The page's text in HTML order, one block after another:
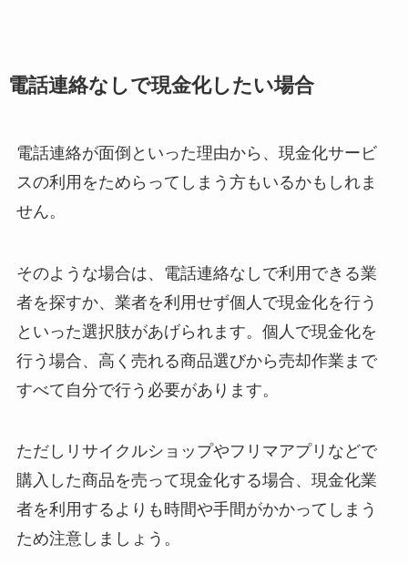
電話連絡なしで現金化したい場合
電話連絡が面倒といった理由から、現金化サービ
スの利用をためらってしまう方もいるかもしれま
せん。
そのような場合は、電話連絡なしで利用できる業
者を探すか、業者を利用せず個人で現金化を行う
といった選択肢があげられます。個人で現金化を
行う場合、高く売れる商品選びから売却作業まで
すべて自分で行う必要があります。
ただしリサイクルショップやフリマアプリなどで
購入した商品を売って現金化する場合、現金化業
者を利用するよりも時間や手間がかかってしまう
ため注意しましょう。